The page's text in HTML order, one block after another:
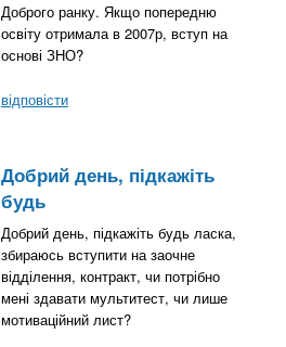
Доброго ранку. Якщо попередню
освіту отримала в 2007р, вступ на
основі ЗНО?
відповісти
Добрий день, підкажіть
будь
Добрий день, підкажіть будь ласка,
збираюсь вступити на заочне
відділення, контракт, чи потрібно
мені здавати мультитест, чи лише
мотиваційний лист?